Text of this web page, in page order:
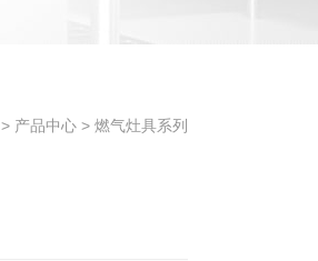
> 产品中心 > 燃气灶具系列